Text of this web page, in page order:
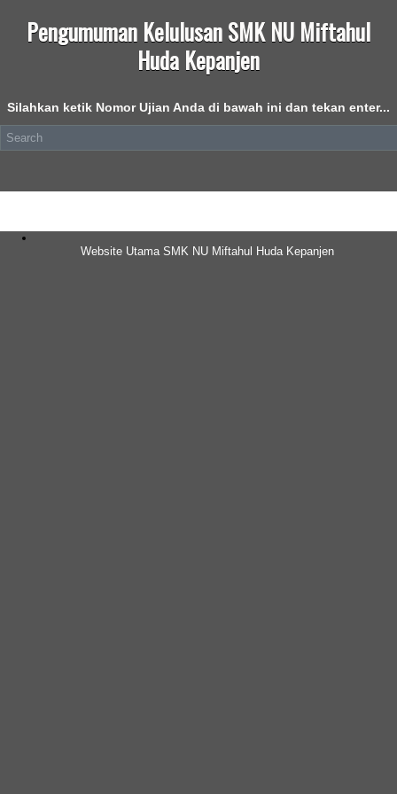
Pengumuman Kelulusan SMK NU Miftahul
Huda Kepanjen
Silahkan ketik Nomor Ujian Anda di bawah ini dan tekan enter...
Website Utama SMK NU Miftahul Huda Kepanjen